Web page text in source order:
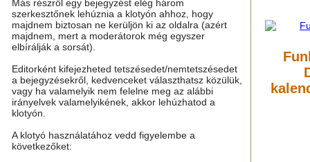
Más részről egy bejegyzést elég három
szerkesztőnek lehúznia a klotyón ahhoz, hogy
majdnem biztosan ne kerüljön ki az oldalra (azért
majdnem, mert a moderátorok még egyszer
elbírálják a sorsát).
Editorként kifejezheted tetszésedet/nemtetszésedet
a bejegyzésekről, kedvenceket választhatsz közülük,
vagy ha valamelyik nem felelne meg az alábbi
irányelvek valamelyikének, akkor lehúzhatod a
klotyón.
A klotyó használatához vedd figyelembe a
következőket: